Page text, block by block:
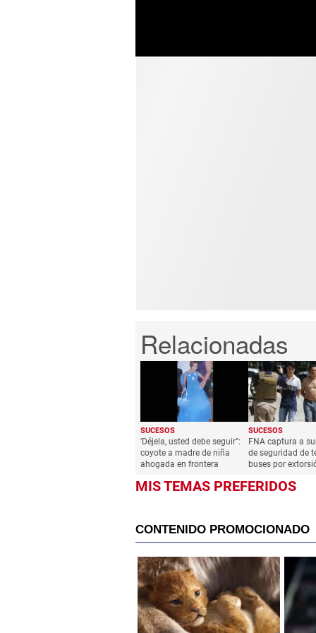
SUCESOS
'Déjela, usted debe seguir”:
coyote a madre de niña
ahogada en frontera
SUCESOS
FNA captura a
de seguridad de
buses por
MIS TEMAS PREFERIDOS